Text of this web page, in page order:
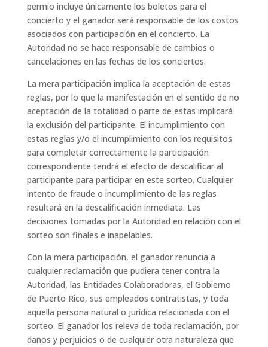
permio incluye únicamente los boletos para el
concierto y el ganador será responsable de los costos
asociados con participación en el concierto. La
Autoridad no se hace responsable de cambios o
cancelaciones en las fechas de los conciertos.
La mera participación implica la aceptación de estas
reglas, por lo que la manifestación en el sentido de no
aceptación de la totalidad o parte de estas implicará
la exclusión del participante. El incumplimiento con
estas reglas y/o el incumplimiento con los requisitos
para completar correctamente la participación
correspondiente tendrá el efecto de descalificar al
participante para participar en este sorteo. Cualquier
intento de fraude o incumplimiento de las reglas
resultará en la descalificación inmediata. Las
decisiones tomadas por la Autoridad en relación con el
sorteo son finales e inapelables.
Con la mera participación, el ganador renuncia a
cualquier reclamación que pudiera tener contra la
Autoridad, las Entidades Colaboradoras, el Gobierno
de Puerto Rico, sus empleados contratistas, y toda
aquella persona natural o jurídica relacionada con el
sorteo. El ganador los releva de toda reclamación, por
daños y perjuicios o de cualquier otra naturaleza que